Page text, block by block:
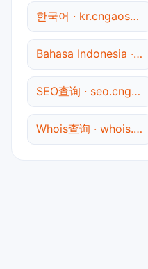
한국어 · kr.cngaosu.com
Bahasa Indonesia · id.cngaosu.com
SEO查询 · seo.cngaosu.com
Whois查询 · whois.cngaosu.com